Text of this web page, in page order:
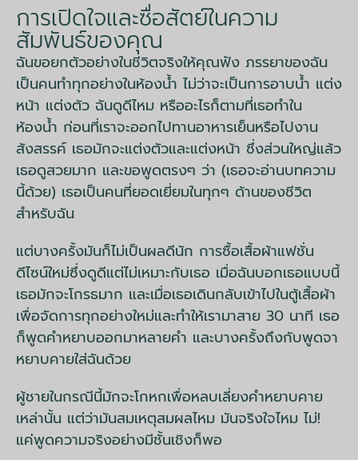
การเปิดใจและซื่อสัตย์ในความ
สัมพันธ์ของคุณ
ฉันขอยกตัวอย่างในชีวิตจริงให้คุณฟัง ภรรยาของฉัน
เป็นคนทำทุกอย่างในห้องน้ำ ไม่ว่าจะเป็นการอาบน้ำ แต่ง
หน้า แต่งตัว ฉันดูดีไหม หรืออะไรก็ตามที่เธอทำใน
ห้องน้ำ ก่อนที่เราจะออกไปทานอาหารเย็นหรือไปงาน
สังสรรค์ เธอมักจะแต่งตัวและแต่งหน้า ซึ่งส่วนใหญ่แล้ว
เธอดูสวยมาก และขอพูดตรงๆ ว่า (เธอจะอ่านบทความ
นี้ด้วย) เธอเป็นคนที่ยอดเยี่ยมในทุกๆ ด้านของชีวิต
สำหรับฉัน
แต่บางครั้งมันก็ไม่เป็นผลดีนัก การซื้อเสื้อผ้าแฟชั่น
ดีไซน์ใหม่ซึ่งดูดีแต่ไม่เหมาะกับเธอ เมื่อฉันบอกเธอแบบนี้
เธอมักจะโกรธมาก และเมื่อเธอเดินกลับเข้าไปในตู้เสื้อผ้า
เพื่อจัดการทุกอย่างใหม่และทำให้เรามาสาย 30 นาที เธอ
ก็พูดคำหยาบออกมาหลายคำ และบางครั้งถึงกับพูดจา
หยาบคายใส่ฉันด้วย
ผู้ชายในกรณีนี้มักจะโกหกเพื่อหลบเลี่ยงคำหยาบคาย
เหล่านั้น แต่ว่ามันสมเหตุสมผลไหม มันจริงใจไหม ไม่!
แค่พูดความจริงอย่างมีชั้นเชิงก็พอ